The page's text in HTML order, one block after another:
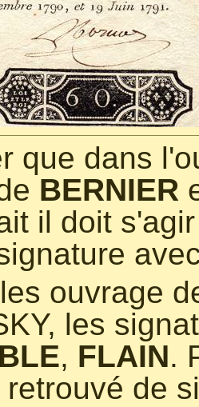
que dans
BERNIER
il doit
ouvrage
les
, FLAIN.
retrouvé de